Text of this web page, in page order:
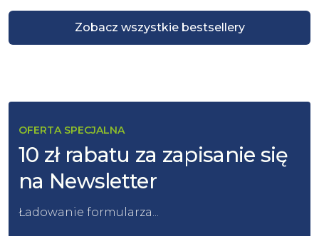
Zobacz wszystkie bestsellery
OFERTA SPECJALNA
10 zł rabatu za zapisanie się
na Newsletter
Ładowanie formularza...